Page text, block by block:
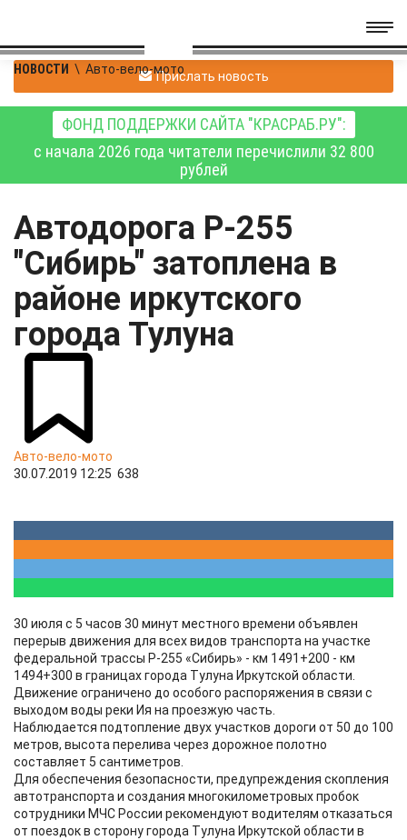
НОВОСТИ \ Авто-вело-мотоПрислать новость
ФОНД ПОДДЕРЖКИ САЙТА "КРАСРАБ.РУ":
с начала 2026 года читатели перечислили 32 800
рублей
Автодорога Р-255
"Сибирь" затоплена в
районе иркутского
города Тулуна
Авто-вело-мото
30.07.2019 12:25 638
30 июля с 5 часов 30 минут местного времени объявлен
перерыв движения для всех видов транспорта на участке
федеральной трассы Р-255 «Сибирь» - км 1491+200 - км
1494+300 в границах города Тулуна Иркутской области.
Движение ограничено до особого распоряжения в связи с
выходом воды реки Ия на проезжую часть.
Наблюдается подтопление двух участков дороги от 50 до 100
метров, высота перелива через дорожное полотно
составляет 5 сантиметров.
Для обеспечения безопасности, предупреждения скопления
автотранспорта и создания многокилометровых пробок
сотрудники МЧС России рекомендуют водителям отказаться
от поездок в сторону города Тулуна Иркутской области в